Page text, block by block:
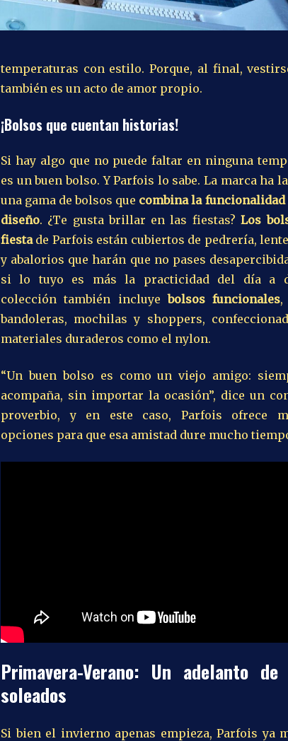
temperaturas con estilo. Porque, al final,
también es un acto de amor propio.
¡Bolsos que cuentan historias!
Si hay algo que no puede faltar en ninguna
es un buen bolso. Y Parfois lo sabe. La marca ha
una gama de bolsos que combina la funcionalidad
diseño. ¿Te gusta brillar en las fiestas? Los
fiestade Parfois están cubiertos de pedrería,
y abalorios que harán que no pases
si lo tuyo es más la practicidad del día a
colección también incluyebolsos funcionales,
bandoleras, mochilas y shoppers,
materiales duraderos como el nylon.
“Un buen bolso es como un viejo amigo:
acompaña, sin importar la ocasión”, dice un
proverbio, y en este caso, Parfois ofrece
opciones para que esa amistad dure mucho
Primavera-Verano: Un adelanto
soleados
Si bien el invierno apenas empieza, Parfois ya